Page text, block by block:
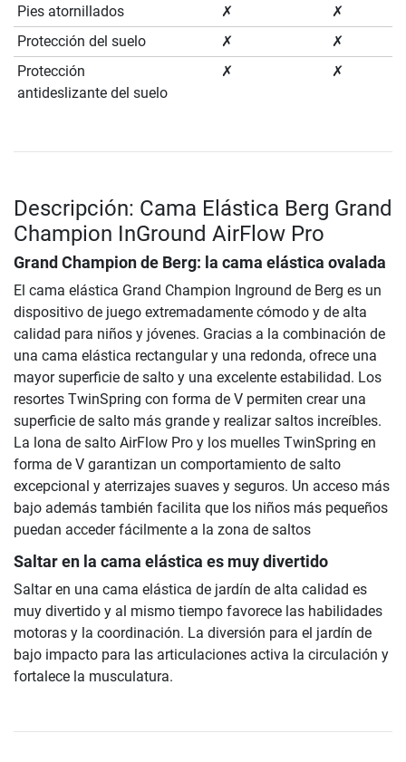
Pies atornillados ✗
✗
Protección del suelo
✗
✗
Protección
antideslizante del suelo
✗ ✗
Descripción: Cama Elástica Berg Grand
Champion InGround AirFlow Pro
Grand Champion de Berg: la cama elástica ovalada
El cama elástica Grand Champion Inground de Berg es un
dispositivo de juego extremadamente cómodo y de alta
calidad para niños y jóvenes. Gracias a la combinación de
una cama elástica rectangular y una redonda, ofrece una
mayor superficie de salto y una excelente estabilidad. Los
resortes TwinSpring con forma de V permiten crear una
superficie de salto más grande y realizar saltos increíbles.
La lona de salto AirFlow Pro y los muelles TwinSpring en
forma de V garantizan un comportamiento de salto
excepcional y aterrizajes suaves y seguros. Un acceso más
bajo además también facilita que los niños más pequeños
puedan acceder fácilmente a la zona de saltos
Saltar en la cama elástica es muy divertido
Saltar en una cama elástica de jardín de alta calidad es
muy divertido y al mismo tiempo favorece las habilidades
motoras y la coordinación. La diversión para el jardín de
bajo impacto para las articulaciones activa la circulación y
fortalece la musculatura.